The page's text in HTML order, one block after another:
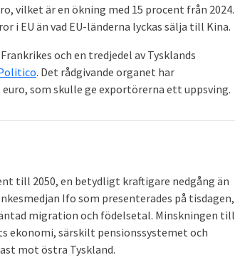
vilket är en ökning med 15 procent från 2024.
EU än vad EU-länderna lyckas sälja till Kina.
och en tredjedel av Tysklands
. Det rådgivande organet har
som skulle ge exportörerna ett uppsving.
till 2050, en betydligt kraftigare nedgång än
Ifo som presenterades på tisdagen,
migration och födelsetal. Minskningen till
ekonomi, särskilt pensionssystemet och
mot östra Tyskland.